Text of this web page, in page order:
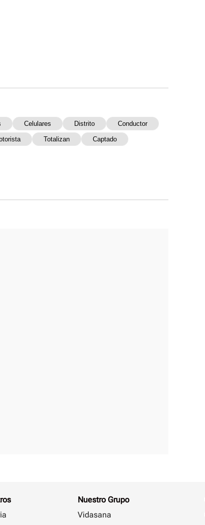
Celulares Distrito Conductor
Totalizan Captado
Nuestro Grupo
Vidasana